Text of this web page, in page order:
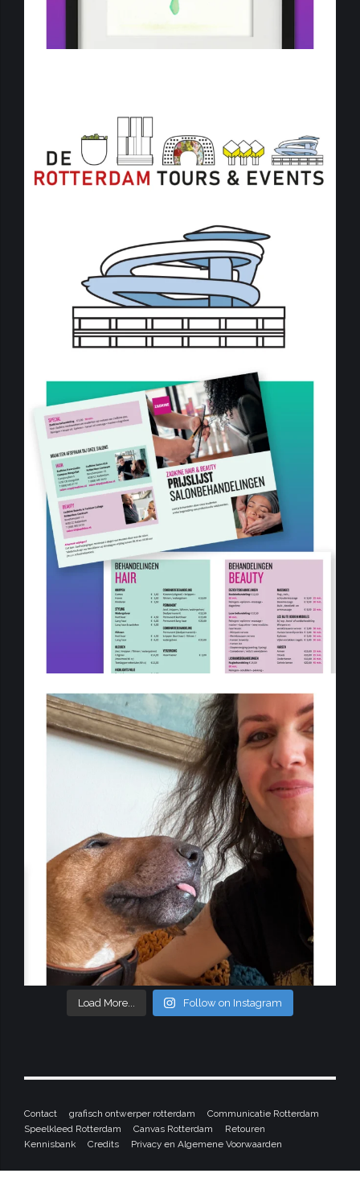
Load More... Follow on Instagram
Contact grafisch ontwerper rotterdam
Communicatie Rotterdam
Speelkleed Rotterdam
Canvas Rotterdam
Retouren
Kennisbank
Credits Privacy en Algemene Voorwaarden